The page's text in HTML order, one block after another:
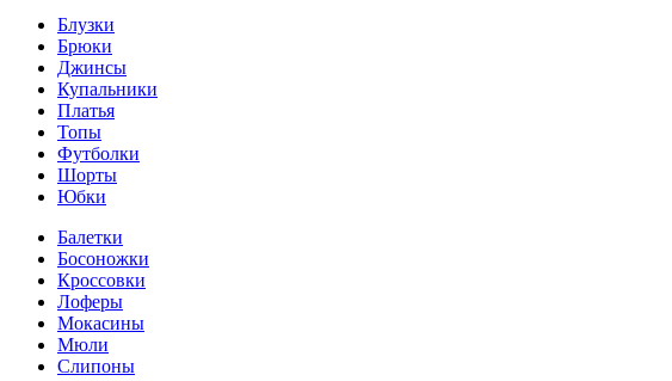
Блузки
Брюки
Джинсы
Купальники
Платья
Топы
Футболки
Шорты
Юбки
Балетки
Босоножки
Кроссовки
Лоферы
Мокасины
Мюли
Слипоны